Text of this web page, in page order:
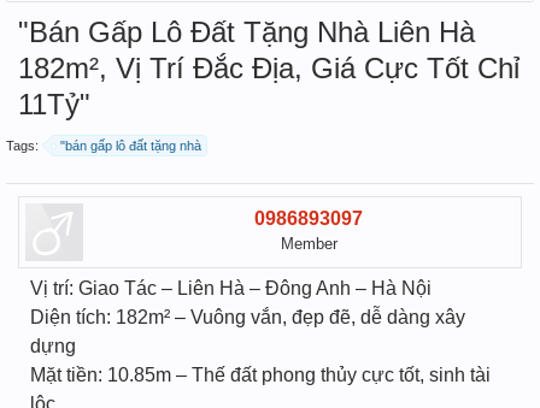
"Bán Gấp Lô Đất Tặng Nhà Liên Hà
182m², Vị Trí Đắc Địa, Giá Cực Tốt Chỉ
11Tỷ"
Tags: "bán gấp lô đất tặng nhà
0986893097
Member
Vị trí: Giao Tác – Liên Hà – Đông Anh – Hà Nội
Diện tích: 182m² – Vuông vắn, đẹp đẽ, dễ dàng xây
dựng
Mặt tiền: 10.85m – Thế đất phong thủy cực tốt, sinh tài
lộc